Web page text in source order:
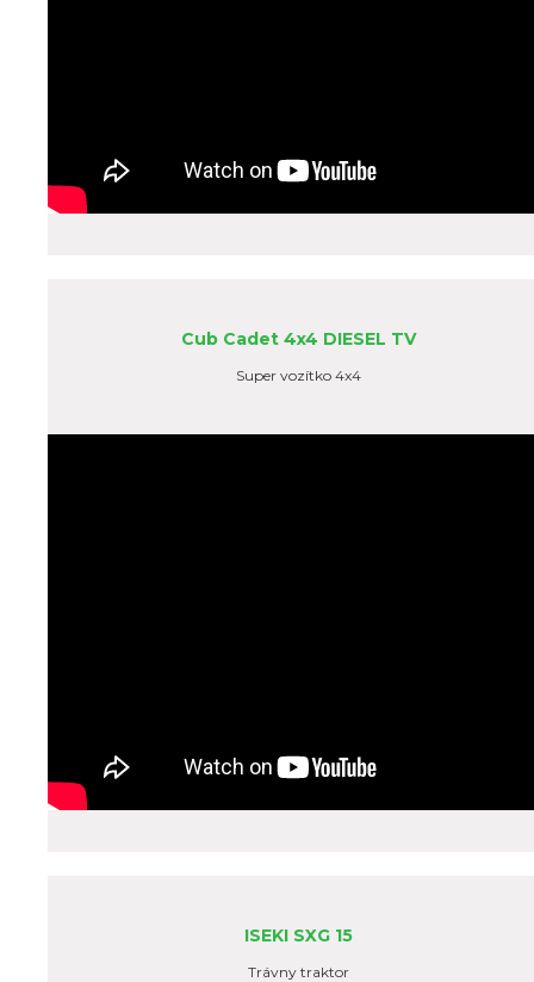
Cub Cadet 4x4 DIESEL TV
Super vozítko 4x4
ISEKI SXG 15
Trávny traktor